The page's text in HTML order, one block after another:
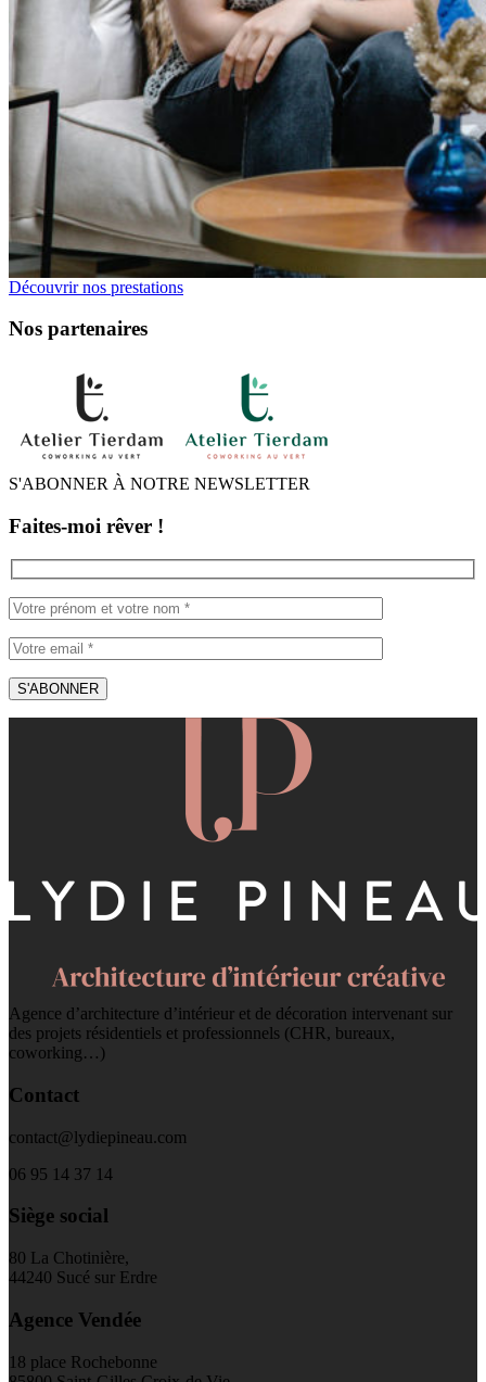
Découvrir nos prestations
Nos partenaires
S'ABONNER À NOTRE NEWSLETTER
Faites-moi rêver !
Agence d’architecture d’intérieur et de décoration intervenant sur
des projets résidentiels et professionnels (CHR, bureaux,
coworking…)
Contact
contact@lydiepineau.com
06 95 14 37 14
Siège social
80 La Chotinière,
44240 Sucé sur Erdre
Agence Vendée
18 place Rochebonne